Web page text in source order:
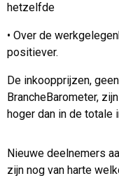
hetzelfde
• Over de
positiever.
De inkoopprijzen,
BrancheBarometer,
hoger dan in de totale
Nieuwe deelnemers
zijn nog van harte